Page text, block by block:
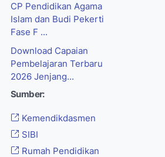
CP Pendidikan Agama
Islam dan Budi Pekerti
Fase F ...
Download Capaian
Pembelajaran Terbaru
2026 Jenjang...
Sumber:
Kemendikdasmen
SIBI
Rumah Pendidikan